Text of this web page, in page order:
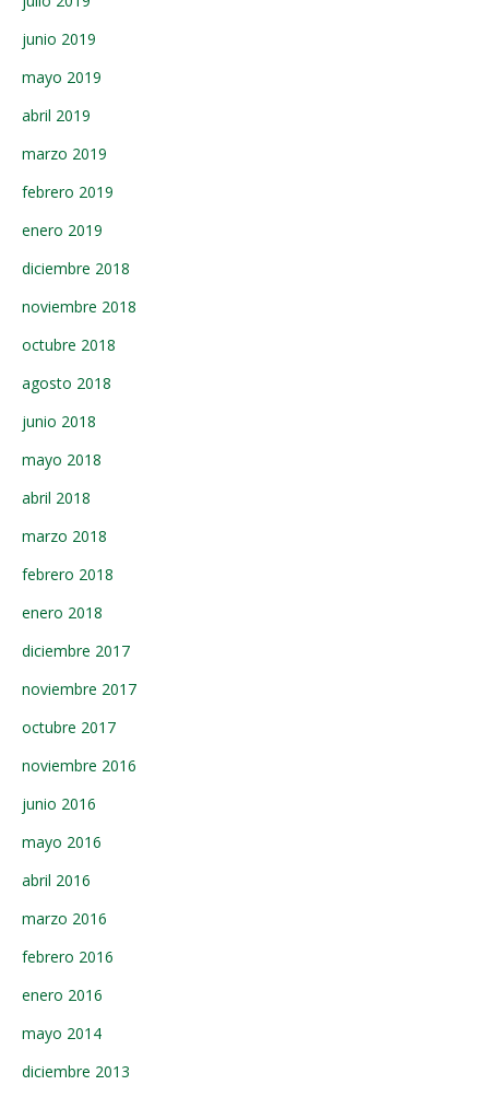
junio 2019
mayo 2019
abril 2019
marzo 2019
febrero 2019
enero 2019
diciembre 2018
noviembre 2018
octubre 2018
agosto 2018
junio 2018
mayo 2018
abril 2018
marzo 2018
febrero 2018
enero 2018
diciembre 2017
noviembre 2017
octubre 2017
noviembre 2016
junio 2016
mayo 2016
abril 2016
marzo 2016
febrero 2016
enero 2016
mayo 2014
diciembre 2013